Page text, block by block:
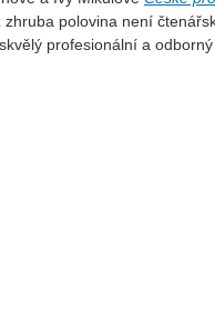
polovina není
profesionální a